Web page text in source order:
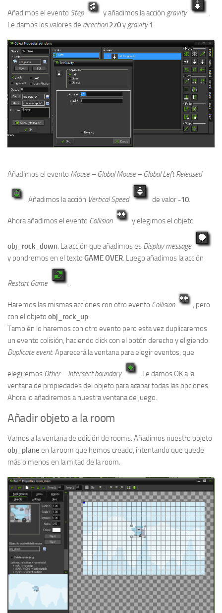
Añadimos el evento Step y añadimos la acción gravity
.
Le damos los valores de direction270y gravity1.
Añadimos el evento Mouse – Global Mouse – Global Left Released
. Añadimos la acción Vertical Speed de valor -10.
Ahora añadimos el evento Collision y elegimos el objeto
obj_rock_down. La acción que añadimos es Display message
y pondremos en el texto GAME OVER. Luego añadimos la acción
Restart Game .
Haremos las mismas acciones con otro evento Collision
, pero
con el objeto obj_rock_up.
También lo haremos con otro evento pero esta vez duplicaremos
un evento colisión, haciendo click con el botón derecho y eligiendo
Duplicate event. Aparecerá la ventana para elegir eventos, que
elegiremos Other – Intersect boundary
. Le damos OK a la
ventana de propiedades del objeto para acabar todas las opciones.
Ahora lo añadiremos a nuestra ventana de juego.
Añadir objeto a la room
Vamos a la ventana de edición de rooms. Añadimos nuestro objeto
obj_plane en la room que hemos creado, intentando que quede
más o menos en la mitad de la room.